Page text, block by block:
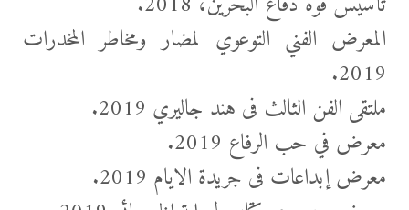
المعرض الفني التوعوي لمضار ومخاطر المخدرات
2019.
ملتقى الفن الثالث فى هند جاليري 2019.
معرض في حب الرفاع 2019.
معرض إبداعات فى جريدة الايام 2019.